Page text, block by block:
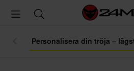
Personalisera din tröja –